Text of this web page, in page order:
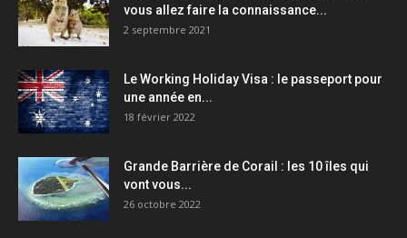
vous allez faire la connaissance...
2 septembre 2021
Le Working Holiday Visa : le passeport pour
une année en...
18 février 2022
Grande Barrière de Corail : les 10 îles qui
vont vous...
26 octobre 2022